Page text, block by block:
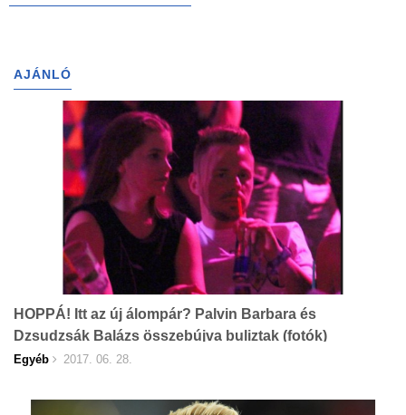
AJÁNLÓ
HOPPÁ! Itt az új álompár? Palvin Barbara és
Dzsudzsák Balázs összebújva buliztak (fotók)
Egyéb 2017. 06. 28.